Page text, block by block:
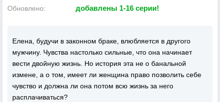
Обновлено: добавлены 1-16 серии!
Елена, будучи в законном браке, влюбляется в другого
мужчину. Чувства настолько сильные, что она начинает
вести двойную жизнь. Но история эта не о банальной
измене, а о том, имеет ли женщина право позволить себе
чувство и должна ли она потом всю жизнь за него
расплачиваться?